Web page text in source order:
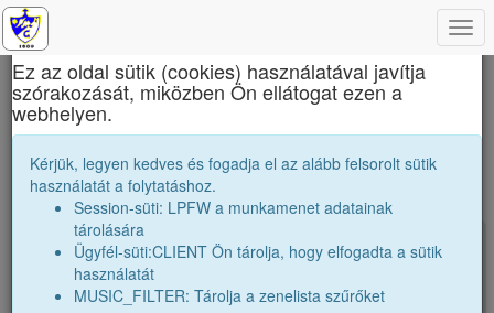
Nagy Mózes Főgimnázium
T. Sándor
×
Ez az oldal sütik (cookies) használatával javítja
szórakozását, miközben Ön ellátogat ezen a
webhelyen.
Kérjük, legyen kedves és fogadja el az alább felsorolt sütik
használatát a folytatáshoz.
Session-süti: LPFW a munkamenet adatainak
tárolására
Ügyfél-süti:CLIENT Ön tárolja, hogy elfogadta a sütik
használatát
MUSIC_FILTER: Tárolja a zenelista szűrőket